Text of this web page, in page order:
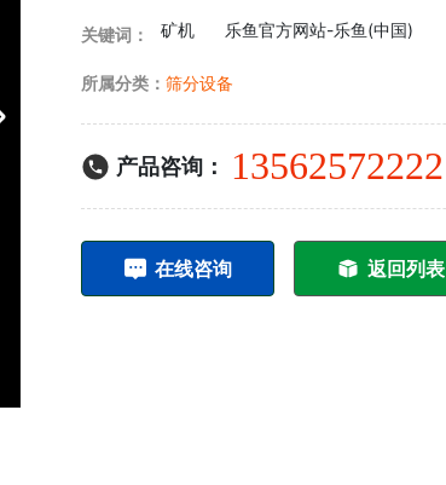
关键词： 矿机 乐鱼官方网站-乐鱼(中国)
所属分类： 筛分设备
产品咨询： 13562572222
在线咨询 返回列表